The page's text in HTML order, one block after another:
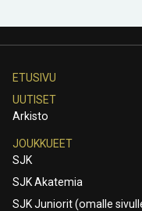
ETUSIVU
UUTISET
Arkisto
JOUKKUEET
SJK
SJK Akatemia
SJK Juniorit (omalle